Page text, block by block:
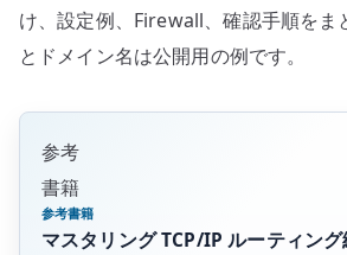
け、設定例、Firewall、確認手順をま
とドメイン名は公開用の例です。
参考
書籍
参考書籍
マスタリング TCP/IP ルーティング